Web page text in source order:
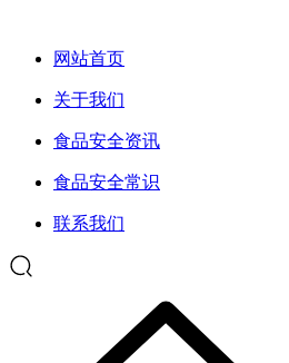
网站首页
关于我们
食品安全资讯
食品安全常识
联系我们